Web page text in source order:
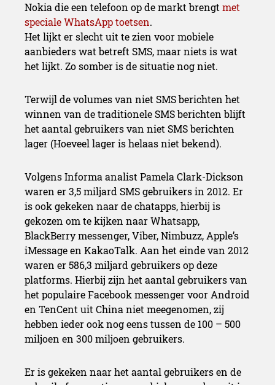
Nokia die een telefoon op de markt brengt met
speciale WhatsApp toetsen.
Het lijkt er slecht uit te zien voor mobiele
aanbieders wat betreft SMS, maar niets is wat
het lijkt. Zo somber is de situatie nog niet.
Terwijl de volumes van niet SMS berichten het
winnen van de traditionele SMS berichten blijft
het aantal gebruikers van niet SMS berichten
lager (Hoeveel lager is helaas niet bekend).
Volgens Informa analist Pamela Clark-Dickson
waren er 3,5 miljard SMS gebruikers in 2012. Er
is ook gekeken naar de chatapps, hierbij is
gekozen om te kijken naar Whatsapp,
BlackBerry messenger, Viber, Nimbuzz, Apple’s
iMessage en KakaoTalk. Aan het einde van 2012
waren er 586,3 miljard gebruikers op deze
platforms. Hierbij zijn het aantal gebruikers van
het populaire Facebook messenger voor Android
en TenCent uit China niet meegenomen, zij
hebben ieder ook nog eens tussen de 100 – 500
miljoen en 300 miljoen gebruikers.
Er is gekeken naar het aantal gebruikers en de